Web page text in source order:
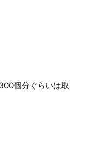
個分ぐらいは取